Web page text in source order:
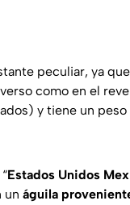
peculiar, ya
como en el
y tiene un peso
Estados Unidos
un águila